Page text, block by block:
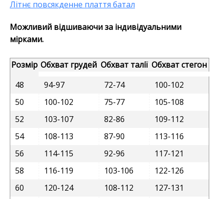
Літнє повсякденне плаття батал
Можливий відшиваючи за індивідуальними
мірками.
Розмір Обхват грудей Обхват талії Обхват стегон
48
94-97 72-74
100-102
50
100-102 75-77
105-108
52
103-107 82-86
109-112
54
108-113 87-90
113-116
56
114-115 92-96
117-121
58
116-119 103-106
122-126
60
120-124 108-112
127-131